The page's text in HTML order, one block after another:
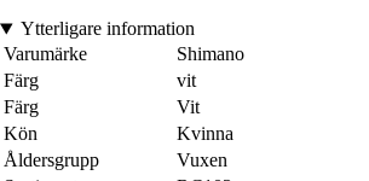
Ytterligare information
Varumärke
Shimano
Färg
vit
Färg
Vit
Kön
Kvinna
Åldersgrupp
Vuxen